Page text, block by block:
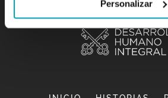
Personalizar